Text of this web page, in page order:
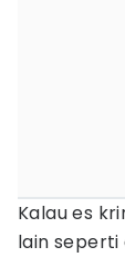
Kalau es
lain seperti